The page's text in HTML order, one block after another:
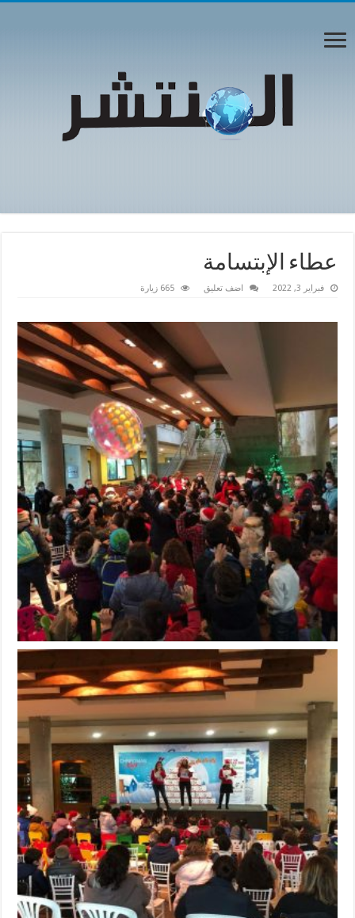
عطاء الإبتسامة
فبراير 3, 2022 اضف تعليق 665 زيارة